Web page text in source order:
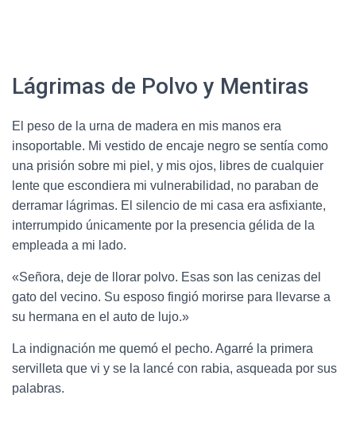
Lágrimas de Polvo y Mentiras
El peso de la urna de madera en mis manos era
insoportable. Mi vestido de encaje negro se sentía como
una prisión sobre mi piel, y mis ojos, libres de cualquier
lente que escondiera mi vulnerabilidad, no paraban de
derramar lágrimas. El silencio de mi casa era asfixiante,
interrumpido únicamente por la presencia gélida de la
empleada a mi lado.
«Señora, deje de llorar polvo. Esas son las cenizas del
gato del vecino. Su esposo fingió morirse para llevarse a
su hermana en el auto de lujo.»
La indignación me quemó el pecho. Agarré la primera
servilleta que vi y se la lancé con rabia, asqueada por sus
palabras.